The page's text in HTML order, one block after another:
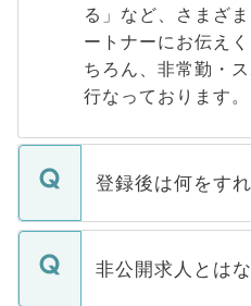
る」など、さまざ
ートナーにお伝え
ちろん、非常勤・
行なっております。
登録後は何をす
ご登録いただきま
登録内容を確認し
非公開求人とは